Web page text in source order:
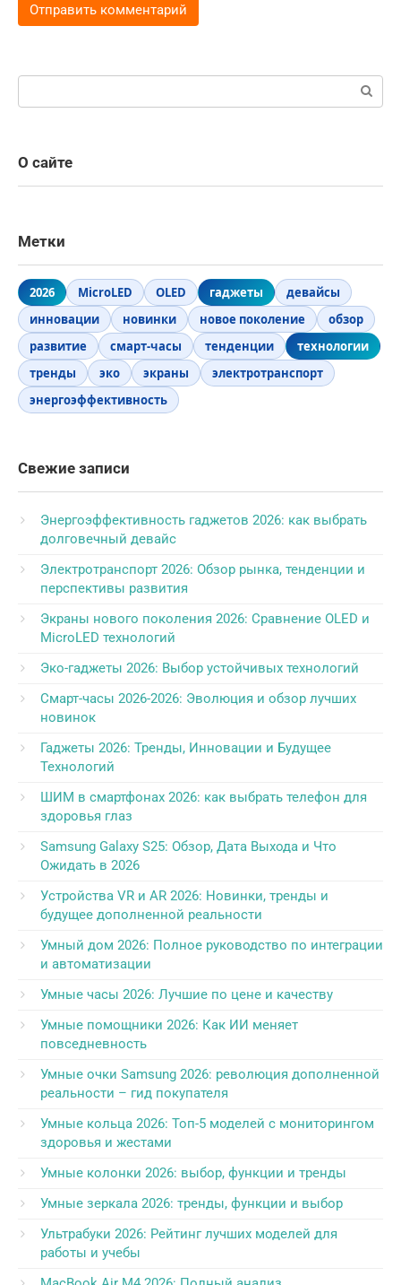
Поиск:
О сайте
Метки
2026 MicroLED OLED гаджеты
девайсы
инновации
новинки новое поколение
обзор
развитие
смарт-часы тенденции
технологии
тренды
эко экраны
электротранспорт
энергоэффективность
Свежие записи
Энергоэффективность гаджетов 2026: как выбрать
долговечный девайс
Электротранспорт 2026: Обзор рынка, тенденции и
перспективы развития
Экраны нового поколения 2026: Сравнение OLED и
MicroLED технологий
Эко-гаджеты 2026: Выбор устойчивых технологий
Смарт-часы 2026-2026: Эволюция и обзор лучших
новинок
Гаджеты 2026: Тренды, Инновации и Будущее
Технологий
ШИМ в смартфонах 2026: как выбрать телефон для
здоровья глаз
Samsung Galaxy S25: Обзор, Дата Выхода и Что
Ожидать в 2026
Устройства VR и AR 2026: Новинки, тренды и
будущее дополненной реальности
Умный дом 2026: Полное руководство по интеграции
и автоматизации
Умные часы 2026: Лучшие по цене и качеству
Умные помощники 2026: Как ИИ меняет
повседневность
Умные очки Samsung 2026: революция дополненной
реальности – гид покупателя
Умные кольца 2026: Топ-5 моделей с мониторингом
здоровья и жестами
Умные колонки 2026: выбор, функции и тренды
Умные зеркала 2026: тренды, функции и выбор
Ультрабуки 2026: Рейтинг лучших моделей для
работы и учебы